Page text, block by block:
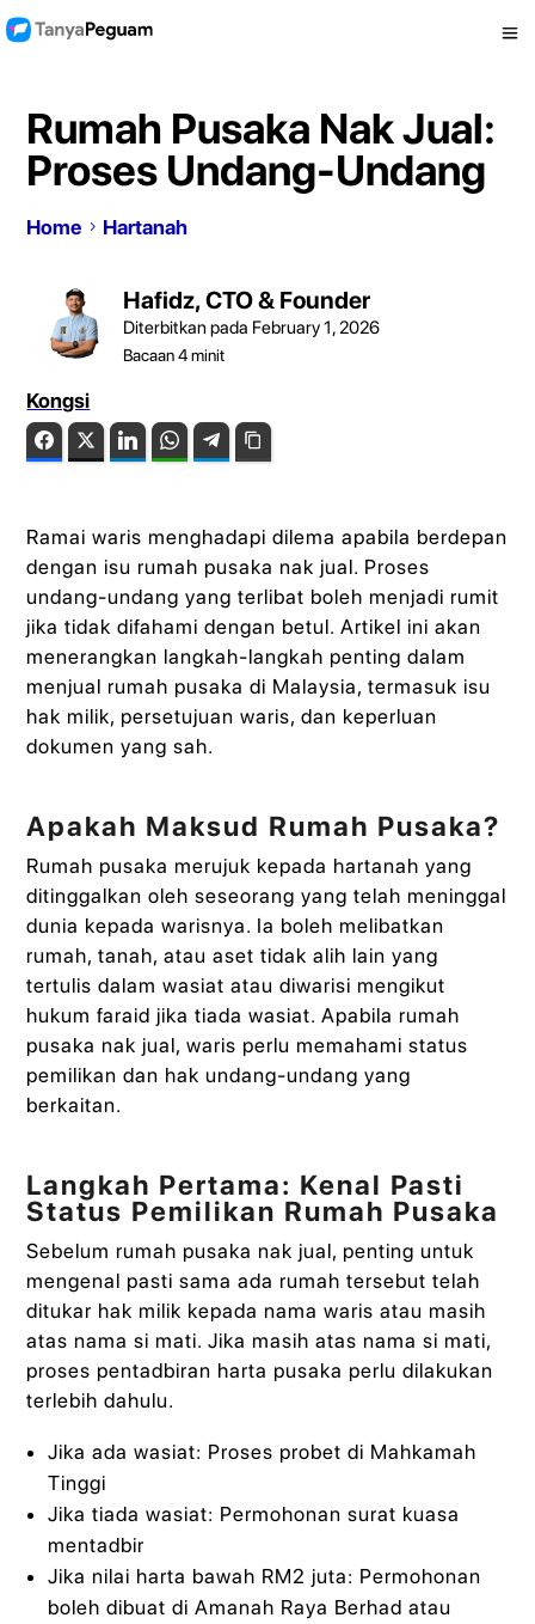
Rumah Pusaka Nak Jual:
Proses Undang-Undang
Home Hartanah
Hafidz, CTO & Founder
Diterbitkan pada February 1, 2026
Bacaan4minit
Kongsi
FacebookTwitter LinkedIn WhatsAppTelegram
Ramai waris menghadapi dilema apabila berdepan
dengan isu rumah pusaka nak jual. Proses
undang-undang yang terlibat boleh menjadi rumit
jika tidak difahami dengan betul. Artikel ini akan
menerangkan langkah-langkah penting dalam
menjual rumah pusaka di Malaysia, termasuk isu
hak milik, persetujuan waris, dan keperluan
dokumen yang sah.
Apakah Maksud Rumah Pusaka?
Rumah pusaka merujuk kepada hartanah yang
ditinggalkan oleh seseorang yang telah meninggal
dunia kepada warisnya. Ia boleh melibatkan
rumah, tanah, atau aset tidak alih lain yang
tertulis dalam wasiat atau diwarisi mengikut
hukum faraid jika tiada wasiat. Apabila rumah
pusaka nak jual, waris perlu memahami status
pemilikan dan hak undang-undang yang
berkaitan.
Langkah Pertama: Kenal Pasti
Status Pemilikan Rumah Pusaka
Sebelum rumah pusaka nak jual, penting untuk
mengenal pasti sama ada rumah tersebut telah
ditukar hak milik kepada nama waris atau masih
atas nama si mati. Jika masih atas nama si mati,
proses pentadbiran harta pusaka perlu dilakukan
terlebih dahulu.
Jika ada wasiat: Proses probet di Mahkamah
Tinggi
Jika tiada wasiat: Permohonan surat kuasa
mentadbir
Jika nilai harta bawah RM2 juta: Permohonan
boleh dibuat di Amanah Raya Berhad atau